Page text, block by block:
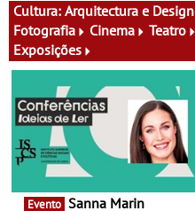
Cultura: Arquitectura e Design
Fotografia
Cinema Teatro
Exposições
Evento